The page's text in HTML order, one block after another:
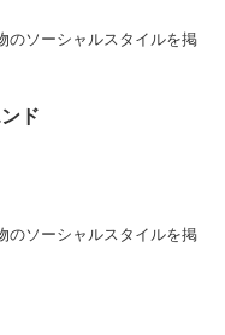
のソーシャルスタイルを掲
ド
のソーシャルスタイルを掲